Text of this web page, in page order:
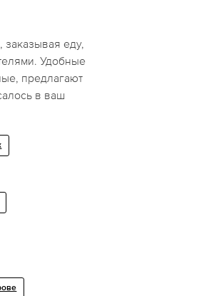
заказывая еду,
Удобные
предлагают
в ваш